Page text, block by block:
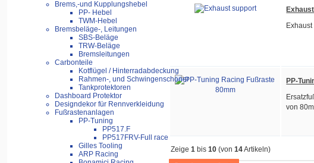
Brems,-und Kupplungshebel
PP- Hebel
TWM-Hebel
Bremsbeläge-, Leitungen
SBS-Beläge
TRW-Beläge
Bremsleitungen
Carbonteile
Kotflügel / Hinterradabdeckung
Rahmen-, und Schwingenschoner
Tankprotektoren
Dashboard Protektor
Designdekor für Rennverkleidung
Fußrastenanlagen
PP-Tuning
PP517.F
PP517FRV-Full race
Gilles Tooling
ARP Racing
PP-
von
Zeige1 bis10 (von14Artikeln)